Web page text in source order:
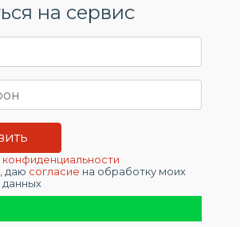
на сервис
даю согласие на обработку моих
данных